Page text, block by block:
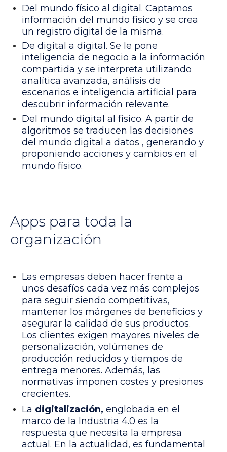
Del mundo físico al digital. Captamos
información del mundo físico y se crea
un registro digital de la misma.
De digital a digital. Se le pone
inteligencia de negocio a la información
compartida y se interpreta utilizando
analítica avanzada, análisis de
escenarios e inteligencia artificial para
descubrir información relevante.
Del mundo digital al físico. A partir de
algoritmos se traducen las decisiones
del mundo digital a datos , generando y
proponiendo acciones y cambios en el
mundo físico.
Apps para toda la
organización
Las empresas deben hacer frente a
unos desafíos cada vez más complejos
para seguir siendo competitivas,
mantener los márgenes de beneficios y
asegurar la calidad de sus productos.
Los clientes exigen mayores niveles de
personalización, volúmenes de
producción reducidos y tiempos de
entrega menores. Además, las
normativas imponen costes y presiones
crecientes.
La digitalización, englobada en el
marco de la Industria 4.0 es la
respuesta que necesita la empresa
actual. En la actualidad, es fundamental